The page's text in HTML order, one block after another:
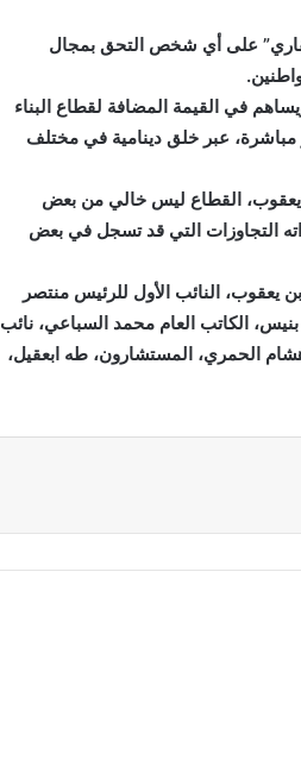
على أي شخص التحق بمجال
في القيمة المضافة لقطاع البناء
عبر خلق دينامية في مختلف
يعقوب، القطاع ليس خالي من بعض
التجاوزات التي قد تسجل في بعض
النائب الأول للرئيس منتصر
الكاتب العام محمد السباعي، نائب
الحمري، المستشارون، طه ابعقيل،